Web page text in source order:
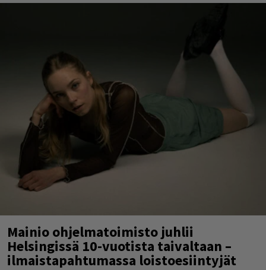
Mainio ohjelmatoimisto juhlii
Helsingissä 10-vuotista taivaltaan –
ilmaistapahtumassa loistoesiintyjät